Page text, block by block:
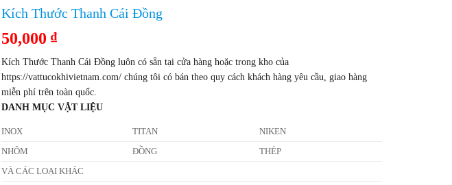
Kích Thước Thanh Cái Đồng
50,000 ₫
Kích Thước Thanh Cái Đồng luôn có sẵn tại cửa hàng hoặc trong kho của
https://vattucokhivietnam.com/ chúng tôi có bán theo quy cách khách hàng yêu cầu, giao hàng
miễn phí trên toàn quốc.
DANH MỤC VẬT LIỆU
INOX TITAN NIKEN
NHÔM ĐỒNG THÉP
VÀ CÁC LOẠI KHÁC